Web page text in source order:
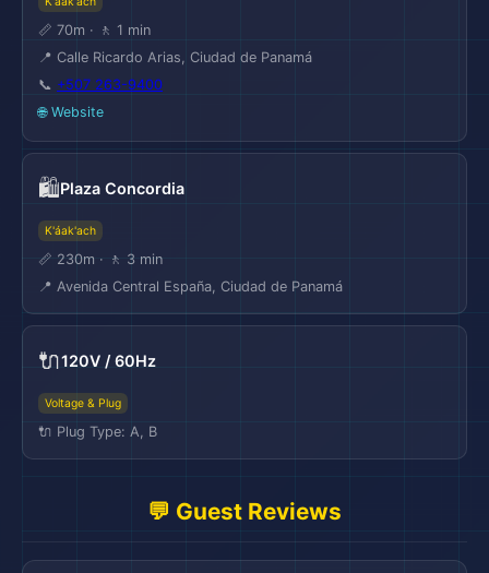
📏 70m · 🚶 1 min
📍 Calle Ricardo Arias, Ciudad de Panamá
📞 +507 263-9400
🌐 Website
🛍️Plaza Concordia
K'áak'ach
📏 230m · 🚶 3 min
📍 Avenida Central España, Ciudad de Panamá
🔌120V / 60Hz
Voltage & Plug
🔌 Plug Type: A, B
💬 Guest Reviews